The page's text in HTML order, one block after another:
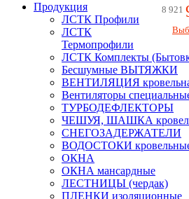
8 921
Продукция
ЛСТК Профили
ЛСТК
Термопрофили
ЛСТК Комплекты
Бесшумные ВЫТЯЖКИ
ВЕНТИЛЯЦИЯ
Вентиляторы
ТУРБОДЕФЛЕКТОРЫ
ЧЕШУЯ, ШАШКА
СНЕГОЗАДЕРЖАТЕЛИ
ВОДОСТОКИ
ОКНА
ОКНА мансардные
ЛЕСТНИЦЫ (чердак)
ПЛЕНКИ изоляционные